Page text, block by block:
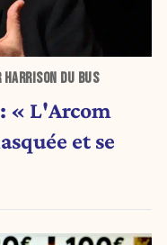
DU BUS
« L'Arcom
et se